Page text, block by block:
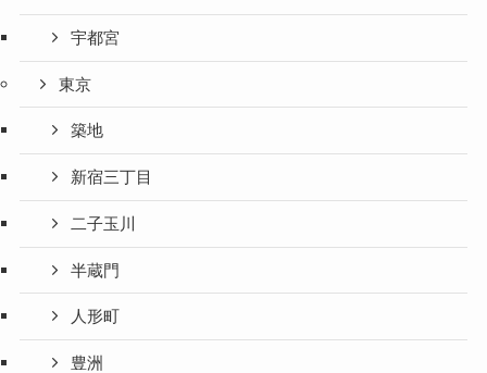
宇都宮
東京
築地
新宿三丁目
二子玉川
半蔵門
人形町
豊洲